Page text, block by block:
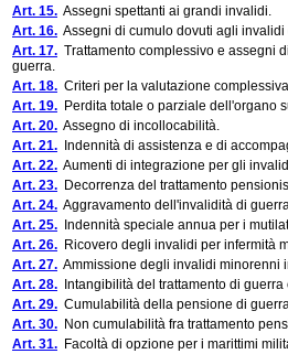
Art. 15. Assegni spettanti ai grandi invalidi.
Art. 16. Assegni di cumulo dovuti agli
Art. 17. Trattamento complessivo e assegni
guerra.
Art. 18. Criteri per la valutazione
Art. 19. Perdita totale o parziale dell'organo
Art. 20. Assegno di incollocabilità.
Art. 21. Indennità di assistenza e di
Art. 22. Aumenti di integrazione per gli
Art. 23. Decorrenza del trattamento
Art. 24. Aggravamento dell'invalidità di
Art. 25. Indennità speciale annua per i
Art. 26. Ricovero degli invalidi per infermità
Art. 27. Ammissione degli invalidi minorenni
Art. 28. Intangibilità del trattamento di
Art. 29. Cumulabilità della pensione di
Art. 30. Non cumulabilità fra trattamento
Art. 31. Facoltà di opzione per i marittimi